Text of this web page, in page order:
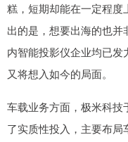
糕，短期却能在一定程度
出的是，想要出海的也
内智能投影仪企业均已
又将想入如今的局面。
车载业务方面，极米科技
了实质性投入，主要布